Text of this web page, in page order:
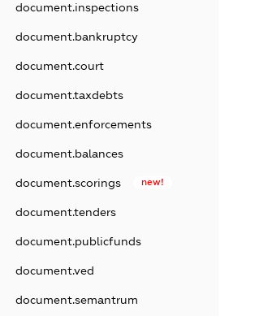
document.inspections
document.bankruptcy
document.court
document.taxdebts
document.enforcements
document.balances
document.scorings new!
document.tenders
document.publicfunds
document.ved
document.semantrum